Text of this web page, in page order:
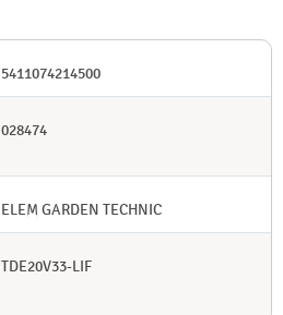
5411074214500
028474
ELEM GARDEN TECHNIC
TDE20V33-LIF